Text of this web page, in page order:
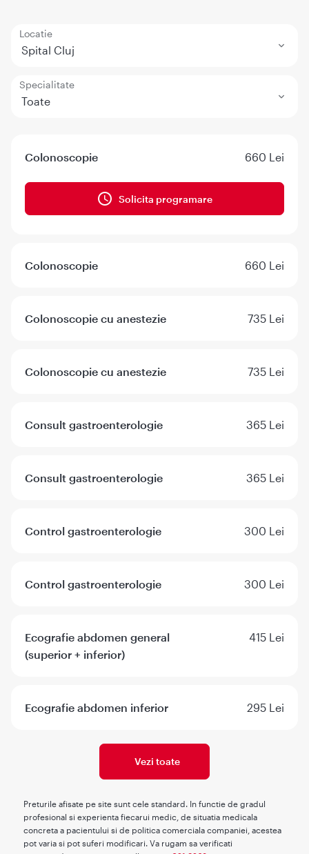
Locatie
Spital Cluj
Specialitate
Toate
Colonoscopie 660 Lei
Solicita programare
Colonoscopie 660 Lei
Colonoscopie cu anestezie 735 Lei
Colonoscopie cu anestezie 735 Lei
Consult gastroenterologie 365 Lei
Consult gastroenterologie 365 Lei
Control gastroenterologie 300 Lei
Control gastroenterologie 300 Lei
Ecografie abdomen general
(superior + inferior)
415 Lei
Ecografie abdomen inferior 295 Lei
Vezi toate
Preturile afisate pe site sunt cele standard. In functie de gradul
profesional si experienta fiecarui medic, de situatia medicala
concreta a pacientului si de politica comerciala companiei, acestea
pot varia si pot suferi modificari. Va rugam sa verificati